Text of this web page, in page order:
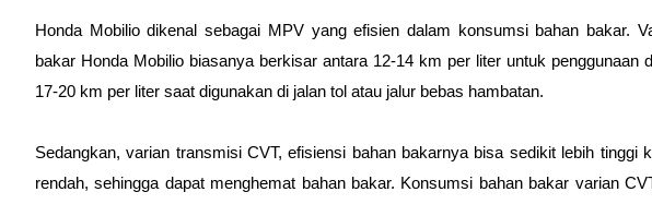
Honda Mobilio dikenal sebagai MPV yang efisien dalam konsumsi bahan bakar.
bakar Honda Mobilio biasanya berkisar antara 12-14 km per liter untuk penggunaan
17-20 km per liter saat digunakan di jalan tol atau jalur bebas hambatan.
Sedangkan, varian transmisi CVT, efisiensi bahan bakarnya bisa sedikit lebih tinggi
rendah, sehingga dapat menghemat bahan bakar. Konsumsi bahan bakar varian